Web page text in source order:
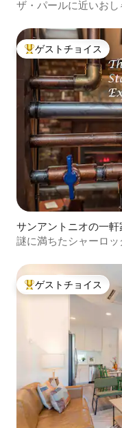
ザ・パールに近いお
大好評のゲストチョ
ゲストチョイス
サンアントニオの一軒
謎に満ちたシャーロッ
大好評のゲストチョイ
ゲストチョイス